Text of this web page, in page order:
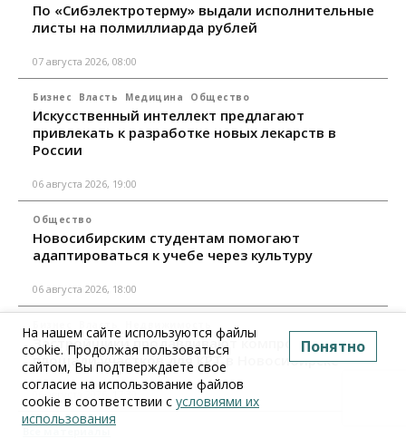
По «Сибэлектротерму» выдали исполнительные
листы на полмиллиарда рублей
07 августа 2026, 08:00
Бизнес Власть Медицина Общество
Искусственный интеллект предлагают
привлекать к разработке новых лекарств в
России
06 августа 2026, 19:00
Общество
Новосибирским студентам помогают
адаптироваться к учебе через культуру
06 августа 2026, 18:00
Власть
Застройщики продавливают компромиссы по
площади участков для КРТ в Новосибирске
06 августа 2026, 17:30
На нашем сайте используются файлы
cookie. Продолжая пользоваться
сайтом, Вы подтверждаете свое
согласие на использование файлов
cookie в соответствии с условиями их
использования
Понятно